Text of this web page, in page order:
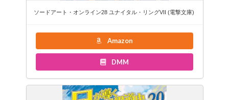
ソードアート・オンライン28 ユナイタル・リングVII (電撃文庫)
Amazon
DMM